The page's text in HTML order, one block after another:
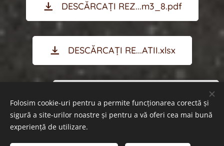
DESCĂRCAȚI REZ...m3_8.pdf
DESCĂRCAȚI RE...ATII.xlsx
Folosim cookie-uri pentru a permite funcționarea corectă și
sigură a site-urilor noastre și pentru a vă oferi cea mai bună
experiență de utilizare.